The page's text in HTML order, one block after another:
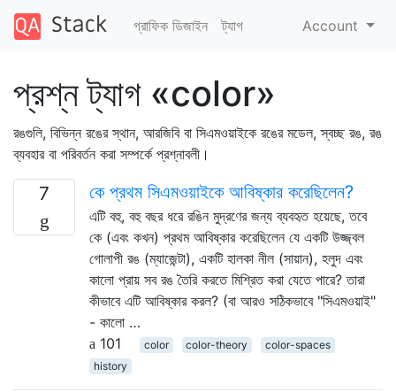
গ্রাফিক ডিজাইন ট্যাগ Account
প্রশ্ন ট্যাগ «color»
রঙগুলি, বিভিন্ন রঙের স্থান, আরজিবি বা সিএমওয়াইকে রঙের মডেল, স্বচ্ছ রঙ, রঙ
ব্যবহার বা পরিবর্তন করা সম্পর্কে প্রশ্নাবলী।
7 কে প্রথম সিএমওয়াইকে আবিষ্কার করেছিলেন?
এটি বহু, বহু বছর ধরে রঙিন মুদ্রণের জন্য ব্যবহৃত হয়েছে, তবে
কে (এবং কখন) প্রথম আবিষ্কার করেছিলেন যে একটি উজ্জ্বল
গোলাপী রঙ (ম্যাজেন্টা), একটি হালকা নীল (সায়ান), হলুদ এবং
কালো প্রায় সব রঙ তৈরি করতে মিশ্রিত করা যেতে পারে? তারা
কীভাবে এটি আবিষ্কার করল? (বা আরও সঠিকভাবে "সিএমওয়াই"
- কালো …
101
color color-theory
color-spaces
history